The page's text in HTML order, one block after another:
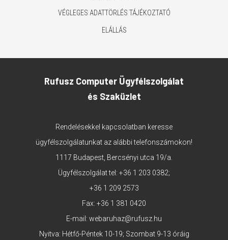
VÉGLEGES ADATTÖRLÉS TÁJÉKOZTATÓ
ELÁLLÁS
Rufusz Computer Ügyfélszolgálat
és Szaküzlet
Rendelésekkel kapcsolatban keresse
ügyfélszolgálatunkat az alábbi telefonszámokon!
1117 Budapest, Bercsényi utca 19/a.
Ügyfélszolgálat tel: +36 1 203 0382;
+36 1 209 2573
Fax: +36 1 381 0420
E-mail: webaruhaz@rufusz.hu
Nyitva: Hétfő-Péntek 10-19; Szombat 9-13 óráig